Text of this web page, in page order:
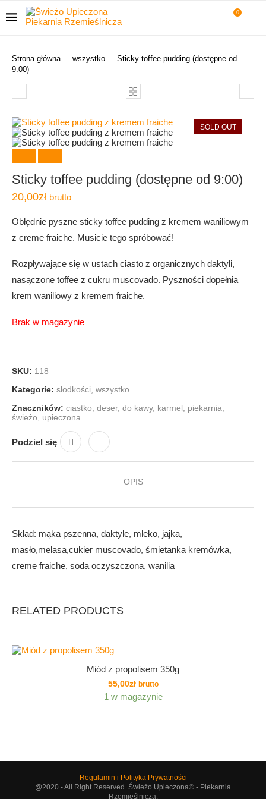
0
Strona główna wszystko
Sticky toffee pudding (dostępne od
9:00)
SOLD OUT
Sticky toffee pudding (dostępne od 9:00)
20,00zł brutto
Obłędnie pyszne sticky toffee pudding z kremem waniliowym
z creme fraiche. Musicie tego spróbować!
Rozpływające się w ustach ciasto z organicznych daktyli,
nasączone toffee z cukru muscovado. Pyszności dopełnia
krem waniliowy z kremem fraiche.
Brak w magazynie
SKU: 118
Kategorie: słodkości wszystko
Znaczników: ciastko deser, do kawy, karmel piekarnia
świeżo
upieczona
Podziel się
OPIS
Skład: mąka pszenna, daktyle, mleko, jajka,
masło,melasa,cukier muscovado, śmietanka kremówka,
creme fraiche, soda oczyszczona, wanilia
RELATED PRODUCTS
Miód z propolisem 350g
55,00zł brutto
1 w magazynie
Regulamin i Polityka Prywatności
@2020 - All Right Reserved. Świeżo Upieczona® - Piekarnia
Rzemieślnicza.